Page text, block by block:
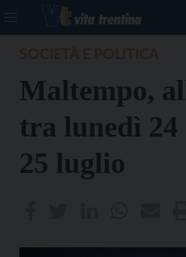
Maltempo,
tra lunedì 24
25 luglio